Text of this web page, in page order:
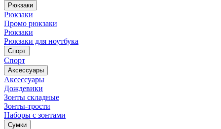
Рюкзаки
Рюкзаки
Промо рюкзаки
Рюкзаки
Рюкзаки для ноутбука
Спорт
Спорт
Аксессуары
Аксессуары
Дождевики
Зонты складные
Зонты-трости
Наборы с зонтами
Сумки